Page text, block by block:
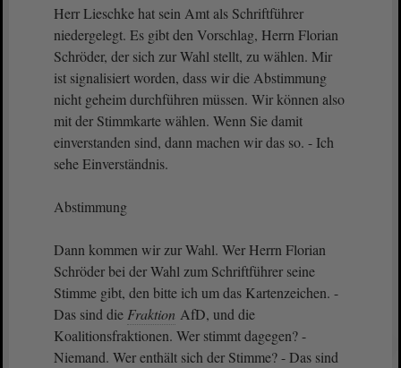
Herr Lieschke hat sein Amt als Schriftführer
niedergelegt. Es gibt den Vorschlag, Herrn Florian
Schröder, der sich zur Wahl stellt, zu wählen. Mir
ist signalisiert worden, dass wir die Abstimmung
nicht geheim durchführen müssen. Wir können also
mit der Stimmkarte wählen. Wenn Sie damit
einverstanden sind, dann machen wir das so. - Ich
sehe Einverständnis.
Abstimmung
Dann kommen wir zur Wahl. Wer Herrn Florian
Schröder bei der Wahl zum Schriftführer seine
Stimme gibt, den bitte ich um das Kartenzeichen. -
Das sind die Fraktion AfD, und die
Koalitionsfraktionen. Wer stimmt dagegen? -
Niemand. Wer enthält sich der Stimme? - Das sind